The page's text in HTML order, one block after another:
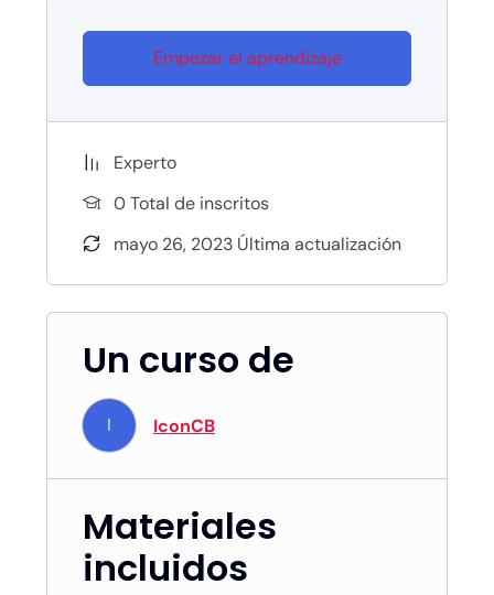
Empezar el aprendizaje
Experto
0 TotaI de inscritos
mayo 26, 2023 Última actualización
Un curso de
I IconCB
Materiales
incluidos